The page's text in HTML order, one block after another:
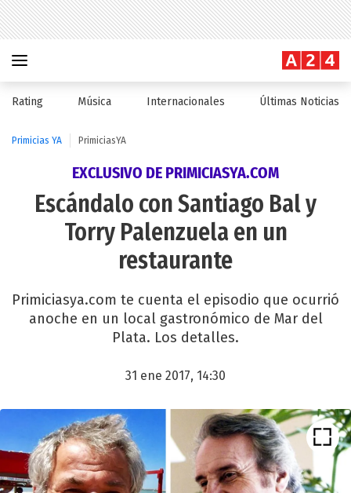
Rating Música Internacionales Últimas Noticias
Primicias YA PrimiciasYA
EXCLUSIVO DE PRIMICIASYA.COM
Escándalo con Santiago Bal y
Torry Palenzuela en un
restaurante
Primiciasya.com te cuenta el episodio que ocurrió
anoche en un local gastronómico de Mar del
Plata. Los detalles.
31 ene 2017, 14:30